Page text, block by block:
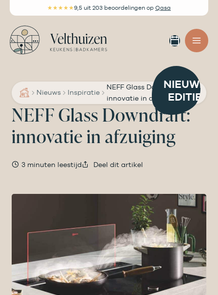
inhoud
★★★★★9,5 uit 203 beoordelingen op Qasa
maken
Nieuws Inspiratie
NEFF Glass Downdraft:
innovatie in afzuiging
NEFF Glass Downdraft:
innovatie in afzuiging
3 minuten leestijd Deel dit artikel
NIEUWE
EDITIE